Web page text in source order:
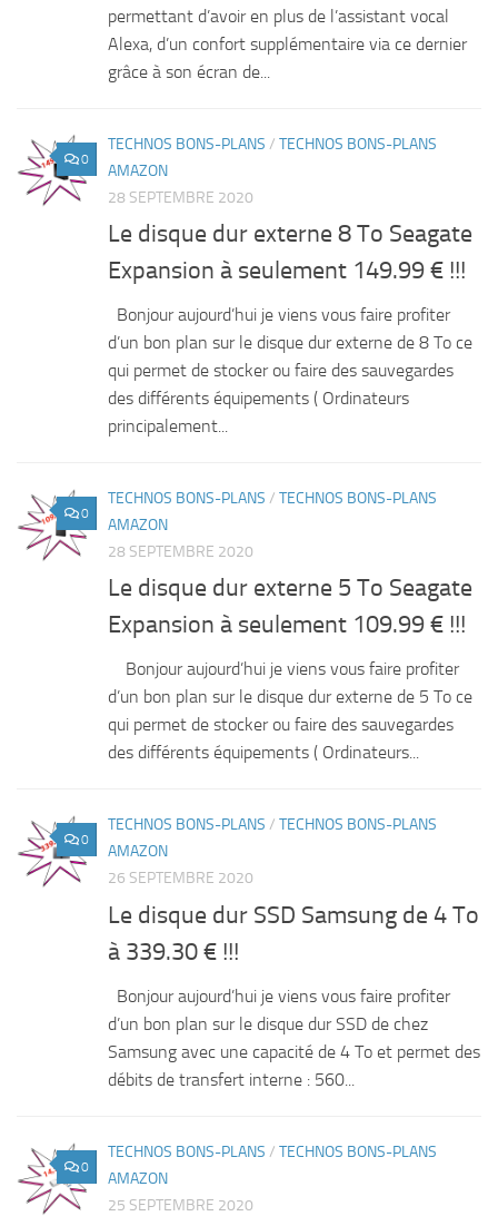
permettant d’avoir en plus de l’assistant vocal
Alexa, d’un confort supplémentaire via ce dernier
grâce à son écran de...
0
TECHNOS BONS-PLANS / TECHNOS BONS-PLANS
AMAZON
28 SEPTEMBRE 2020
Le disque dur externe 8 To Seagate
Expansion à seulement 149.99 € !!!
Bonjour aujourd’hui je viens vous faire profiter
d’un bon plan sur le disque dur externe de 8 To ce
qui permet de stocker ou faire des sauvegardes
des différents équipements ( Ordinateurs
principalement...
0
TECHNOS BONS-PLANS / TECHNOS BONS-PLANS
AMAZON
28 SEPTEMBRE 2020
Le disque dur externe 5 To Seagate
Expansion à seulement 109.99 € !!!
Bonjour aujourd’hui je viens vous faire profiter
d’un bon plan sur le disque dur externe de 5 To ce
qui permet de stocker ou faire des sauvegardes
des différents équipements ( Ordinateurs...
0
TECHNOS BONS-PLANS / TECHNOS BONS-PLANS
AMAZON
26 SEPTEMBRE 2020
Le disque dur SSD Samsung de 4 To
à 339.30 € !!!
Bonjour aujourd’hui je viens vous faire profiter
d’un bon plan sur le disque dur SSD de chez
Samsung avec une capacité de 4 To et permet des
débits de transfert interne : 560...
0
TECHNOS BONS-PLANS / TECHNOS BONS-PLANS
AMAZON
25 SEPTEMBRE 2020